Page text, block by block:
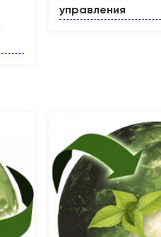
управления